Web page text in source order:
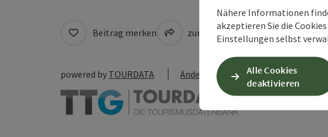
Beitrag merken zum Merkzettel PDF
powered by TOURDATA Änderung vorschlagen
Nähere Informationen
akzeptieren Sie die
Einstellungen selbst
Alle Cookies
deaktivieren